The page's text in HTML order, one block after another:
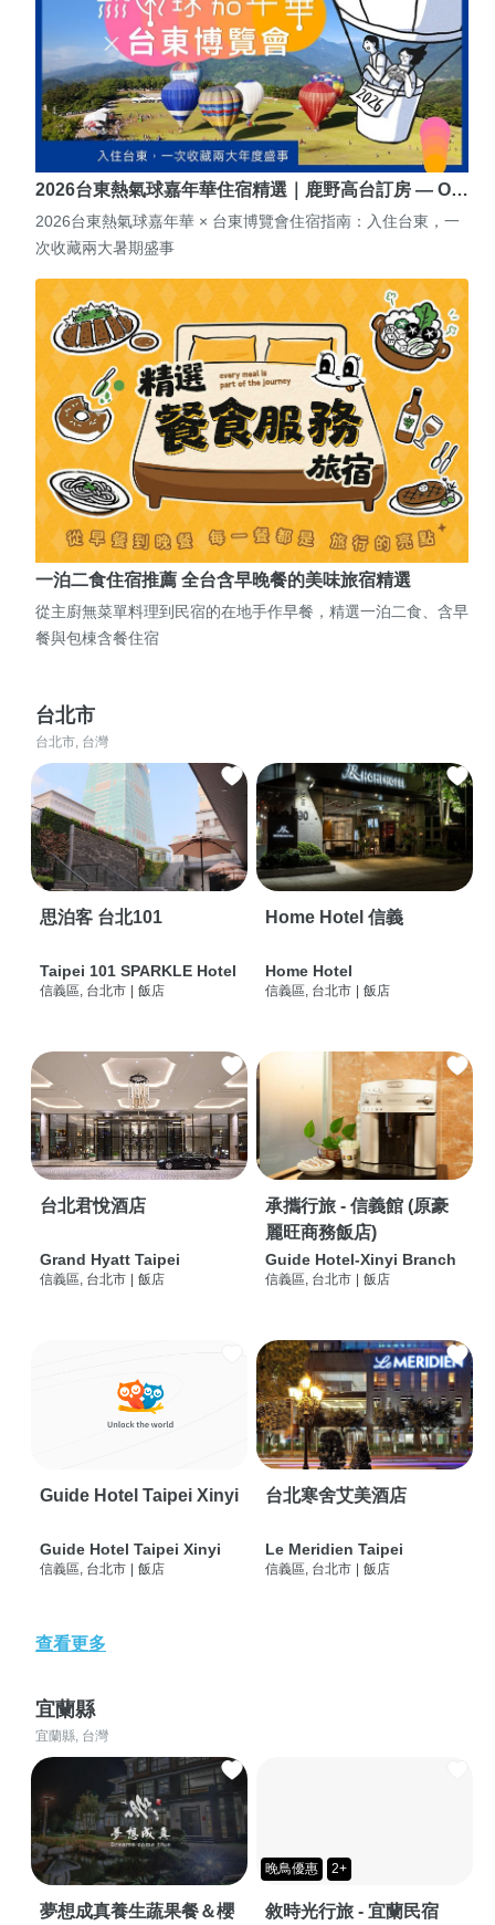
2026台東熱氣球嘉年華住宿精選｜鹿野高台訂房 — O…
2026台東熱氣球嘉年華 × 台東博覽會住宿指南：入住台東，一
次收藏兩大暑期盛事
一泊二食住宿推薦 全台含早晚餐的美味旅宿精選
從主廚無菜單料理到民宿的在地手作早餐，精選一泊二食、含早
餐與包棟含餐住宿
台北市
台北市, 台灣
思泊客 台北101
Taipei 101 SPARKLE Hotel
信義區, 台北市 飯店
Home Hotel 信義
Home Hotel
信義區, 台北市 飯店
台北君悅酒店
Grand Hyatt Taipei
信義區, 台北市 飯店
承攜行旅 - 信義館 (原豪
麗旺商務飯店)
Guide Hotel-Xinyi Branch
信義區, 台北市 飯店
Guide Hotel Taipei Xinyi
Guide Hotel Taipei Xinyi
信義區, 台北市 | 飯店
台北寒舍艾美酒店
Le Meridien Taipei
信義區, 台北市 | 飯店
查看更多
宜蘭縣
宜蘭縣, 台灣
夢想成真養生蔬果餐＆櫻
晚鳥優惠 2+
敘時光行旅 - 宜蘭民宿